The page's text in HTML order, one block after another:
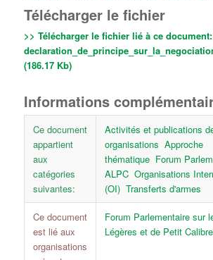
Télécharger le fichier
>> Télécharger le fichier lié à ce document:
(186.17 Kb)
Informations
Ce document
appartient
aux
catégories
suivantes:
Activités et publications
organisations Approche
thématique Forum
ALPC Organisations
(OI) Transferts d'armes
Ce document
est lié aux
organisations
Forum Parlementaire sur
Légères et de Petit Calibre